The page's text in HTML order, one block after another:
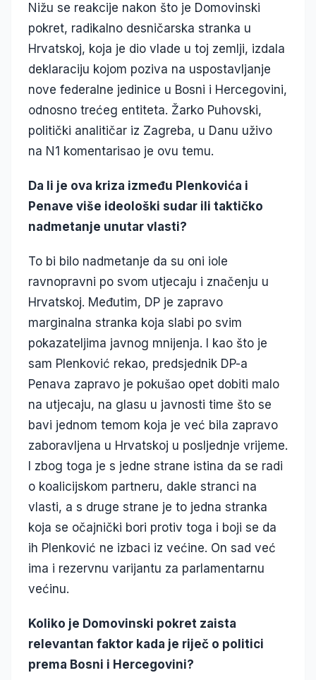
Nižu se reakcije nakon što je Domovinski
pokret, radikalno desničarska stranka u
Hrvatskoj, koja je dio vlade u toj zemlji, izdala
deklaraciju kojom poziva na uspostavljanje
nove federalne jedinice u Bosni i Hercegovini,
odnosno trećeg entiteta. Žarko Puhovski,
politički analitičar iz Zagreba, u Danu uživo
na N1 komentarisao je ovu temu.
Da li je ova kriza između Plenkovića i
Penave više ideološki sudar ili taktičko
nadmetanje unutar vlasti?
To bi bilo nadmetanje da su oni iole
ravnopravni po svom utjecaju i značenju u
Hrvatskoj. Međutim, DP je zapravo
marginalna stranka koja slabi po svim
pokazateljima javnog mnijenja. I kao što je
sam Plenković rekao, predsjednik DP-a
Penava zapravo je pokušao opet dobiti malo
na utjecaju, na glasu u javnosti time što se
bavi jednom temom koja je već bila zapravo
zaboravljena u Hrvatskoj u posljednje vrijeme.
I zbog toga je s jedne strane istina da se radi
o koalicijskom partneru, dakle stranci na
vlasti, a s druge strane je to jedna stranka
koja se očajnički bori protiv toga i boji se da
ih Plenković ne izbaci iz većine. On sad već
ima i rezervnu varijantu za parlamentarnu
većinu.
Koliko je Domovinski pokret zaista
relevantan faktor kada je riječ o politici
prema Bosni i Hercegovini?